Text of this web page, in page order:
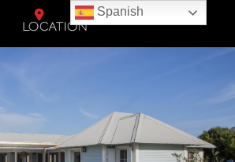
Spanish